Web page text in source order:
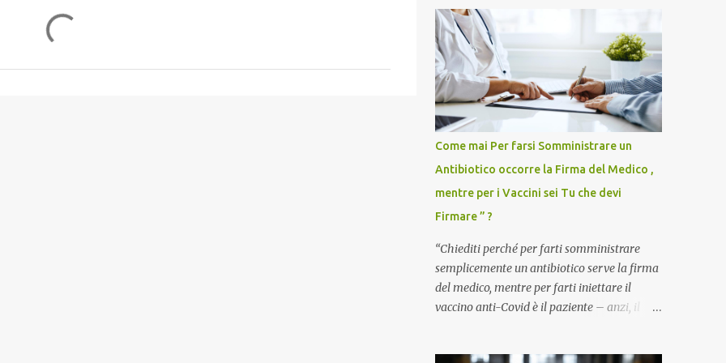
Come mai Per farsi Somministrare un
Antibiotico occorre la Firma del Medico ,
mentre per i Vaccini sei Tu che devi
Firmare ” ?
“Chiediti perché per farti somministrare
semplicemente un antibiotico serve la firma
del medico, mentre per farti iniettare il
vaccino anti-Covid è il paziente – anzi, il